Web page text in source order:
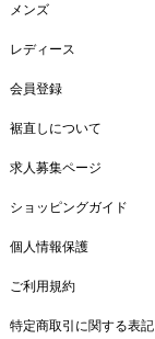
メンズ
レディース
会員登録
裾直しについて
求人募集ページ
ショッピングガイド
個人情報保護
ご利用規約
特定商取引に関する表記